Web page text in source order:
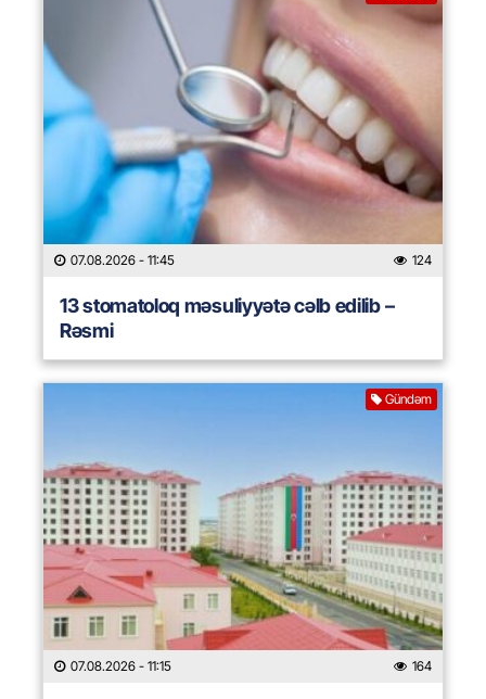
07.08.2026 - 11:45 124
13 stomatoloq məsuliyyətə cəlb edilib –
Rəsmi
Gündəm
07.08.2026 - 11:15 164